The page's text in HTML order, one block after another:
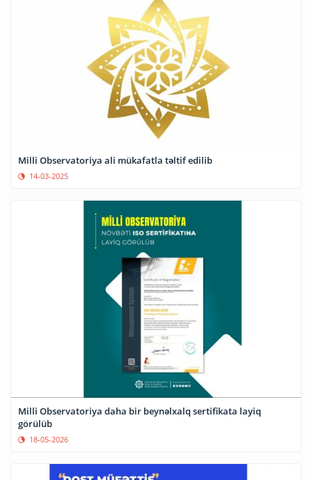
Milli Observatoriya ali mükafatla təltif edilib
14-03-2025
Milli Observatoriya daha bir beynəlxalq sertifikata layiq
görülüb
18-05-2026